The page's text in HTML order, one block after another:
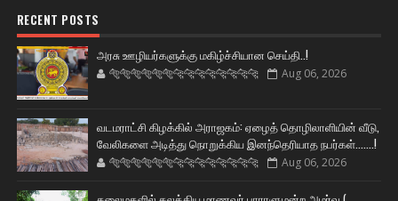
RECENT POSTS
அரசு ஊழியர்களுக்கு மகிழ்ச்சியான செய்தி..!
🐅🐅🐅🐅🐅🐅🐆🐆🐆🐆🐆🐆🐆🐆 Aug 06, 2026
வடமராட்சி கிழக்கில் அராஜகம்: ஏழைத் தொழிலாளியின் வீடு,
வேலிகளை அடித்து நொறுக்கிய இனந்தெரியாத நபர்கள்.......!
🐅🐅🐅🐅🐅🐅🐆🐆🐆🐆🐆🐆🐆🐆 Aug 06, 2026